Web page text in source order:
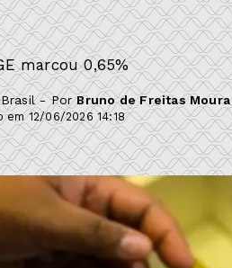
marcou 0,65%
Brasil - PorBruno de Freitas Moura
em 12/06/2026 14:18